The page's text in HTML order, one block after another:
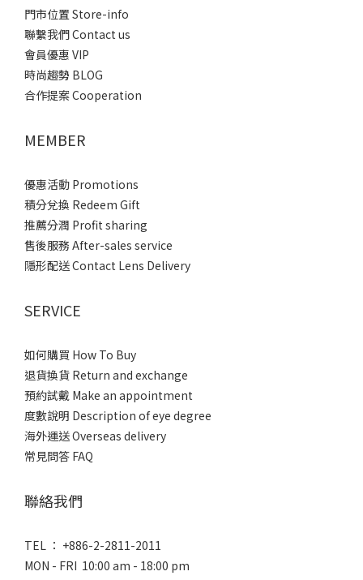
門市位置 Store-info
聯繫我們 Contact us
會員優惠 VIP
時尚趨勢 BLOG
合作提案 Cooperation
MEMBER
優惠活動 Promotions
積分兌換 Redeem Gift
推薦分潤 Profit sharing
售後服務 After-sales service
隱形配送 Contact Lens Delivery
SERVICE
如何購買 How To Buy
退貨換貨 Return and exchange
預約試戴 Make an appointment
度數說明 Description of eye degree
海外運送 Overseas delivery
常見問答 FAQ
聯絡我們
TEL ： +886-2-2811-2011
MON - FRI 10:00 am - 18:00 pm